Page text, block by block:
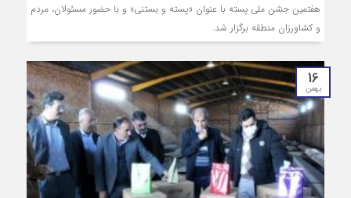
هفتمین جشن ملی پسته با عنوان «پسته و بستنی» و با حضور مسئولان، مردم
و کشاورزان منطقه برگزار شد.
16
بهمن